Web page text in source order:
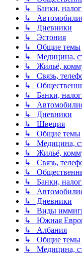
↳ Банки,
↳
↳ Дневники
↳ Эстония
↳ Общие темы
↳ Медицина,
↳ Жильё,
↳ Связь,
↳
↳ Банки,
↳
↳ Дневники
↳ Швеция
↳ Общие темы
↳ Медицина,
↳ Жильё,
↳ Связь,
↳
↳ Банки,
↳
↳ Дневники
↳ Виды
↳ Южная
↳ Албания
↳ Общие темы
↳ Медицина,